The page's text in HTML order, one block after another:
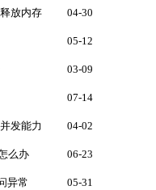
放内存 04-30
05-12
03-09
07-14
发能力 04-02
么办 06-23
异常 05-31